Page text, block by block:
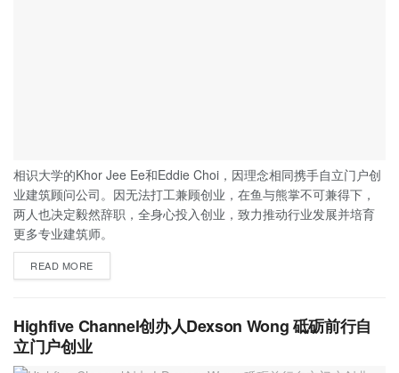
相识大学的Khor Jee Ee和Eddie Choi，因理念相同携手自立门户创
业建筑顾问公司。因无法打工兼顾创业，在鱼与熊掌不可兼得下，
两人也决定毅然辞职，全身心投入创业，致力推动行业发展并培育
更多专业建筑师。
READ MORE
Highfive Channel创办人Dexson Wong 砥砺前行自
立门户创业